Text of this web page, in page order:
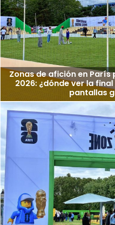
Zonas de afición en París
2026: ¿dónde ver la
pantallas